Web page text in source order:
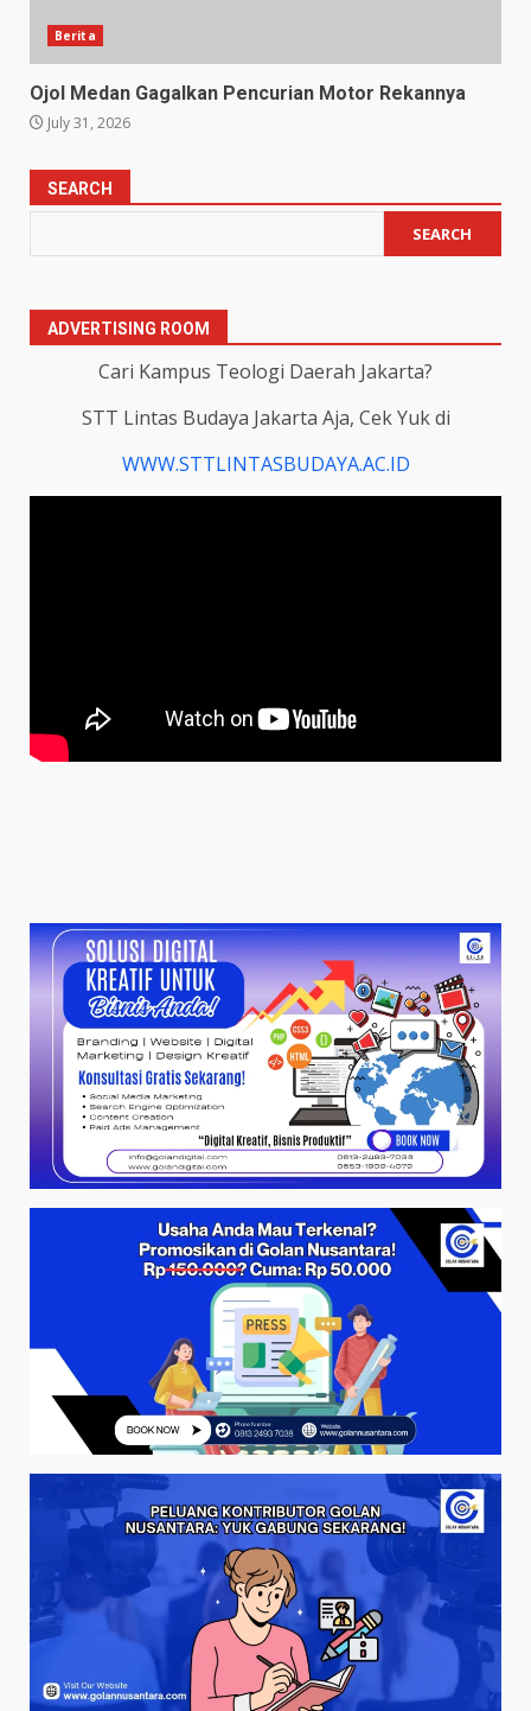
Berita
Ojol Medan Gagalkan Pencurian Motor Rekannya
July 31, 2026
SEARCH
SEARCH
ADVERTISING ROOM
Cari Kampus Teologi Daerah Jakarta?
STT Lintas Budaya Jakarta Aja, Cek Yuk di
WWW.STTLINTASBUDAYA.AC.ID